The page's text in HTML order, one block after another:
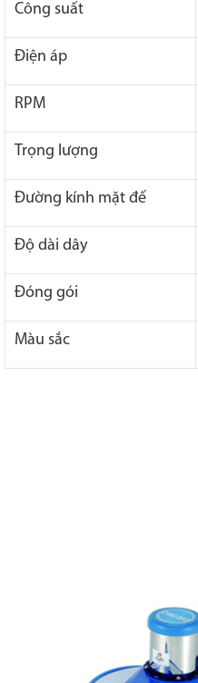
Công suất
Điện áp
RPM
Trọng lượng
Đường kính mặt đế
Độ dài dây
Đóng gói
Màu sắc